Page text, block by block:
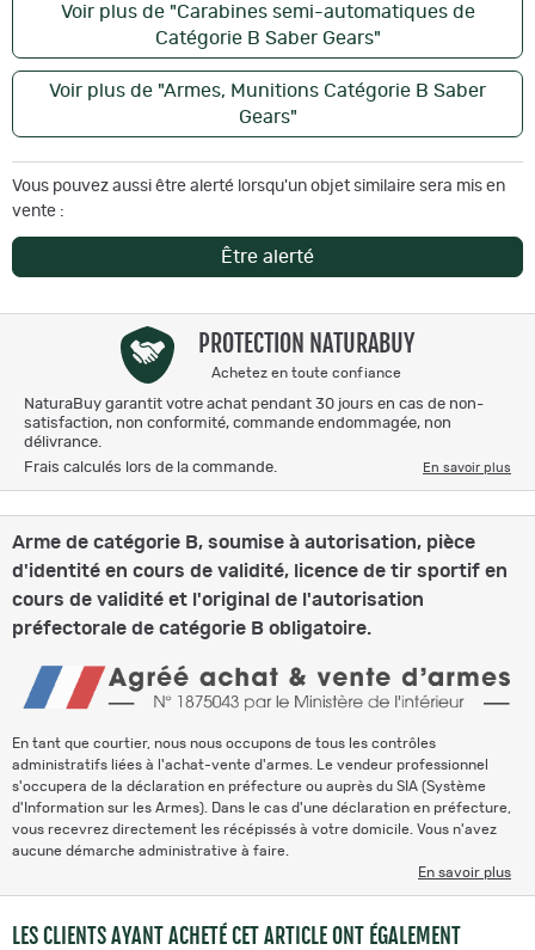
Voir plus de "Carabines semi-automatiques de
Catégorie B Saber Gears"
Voir plus de "Armes, Munitions Catégorie B Saber
Gears"
Vous pouvez aussi être alerté lorsqu'un objet similaire sera mis en
vente :
Être alerté
PROTECTION NATURABUY
Achetez en toute confiance
NaturaBuy garantit votre achat pendant 30 jours en cas de non-
satisfaction, non conformité, commande endommagée, non
délivrance.
Frais calculés lors de la commande.
En savoir plus
Arme de catégorie B, soumise à autorisation, pièce
d'identité en cours de validité, licence de tir sportif en
cours de validité et l'original de l'autorisation
préfectorale de catégorie B obligatoire.
En tant que courtier, nous nous occupons de tous les contrôles
administratifs liées à l'achat-vente d'armes. Le vendeur professionnel
s'occupera de la déclaration en préfecture ou auprès du SIA (Système
d'Information sur les Armes). Dans le cas d'une déclaration en préfecture,
vous recevrez directement les récépissés à votre domicile. Vous n'avez
aucune démarche administrative à faire.
En savoir plus
LES CLIENTS AYANT ACHETÉ CET ARTICLE ONT ÉGALEMENT